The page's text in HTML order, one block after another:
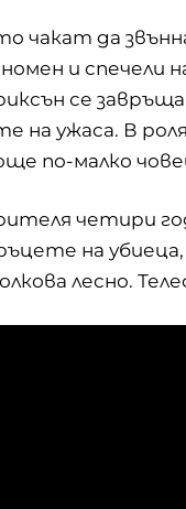
чакат да
и спечели
се завръща
на ужаса. В
по-малко
четири
на убиеца,
лесно.